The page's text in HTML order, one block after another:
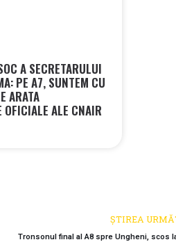
A SECRETARULUI
PE A7, SUNTEM CU
ARATA
OFICIALE ALE CNAIR
ȘTIREA
Tronsonul final al A8 spre Ungheni, scos